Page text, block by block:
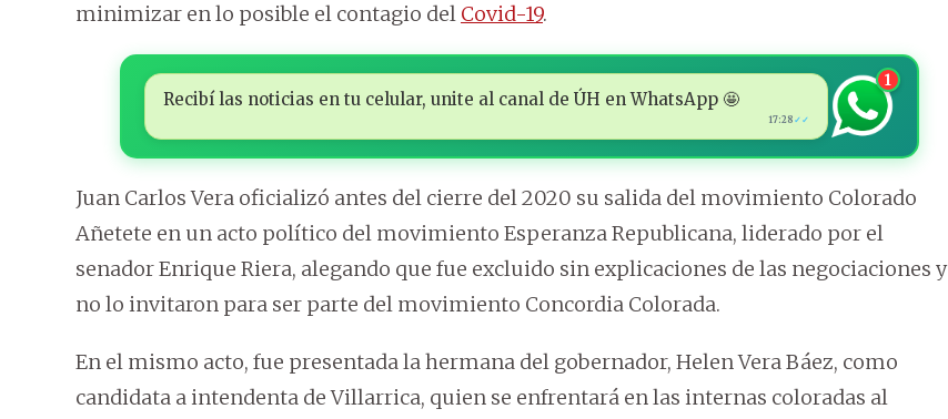
minimizar en lo posible el contagio del Covid-19.
Recibí las noticias en tu celular, unite al canal de ÚH en WhatsApp 🤩
17:28 ✓✓
1
Juan Carlos Vera oficializó antes del cierre del 2020 su salida del movimiento Colorado
Añetete en un acto político del movimiento Esperanza Republicana, liderado por el
senador Enrique Riera, alegando que fue excluido sin explicaciones de las negociaciones y
no lo invitaron para ser parte del movimiento Concordia Colorada.
En el mismo acto, fue presentada la hermana del gobernador, Helen Vera Báez, como
candidata a intendenta de Villarrica, quien se enfrentará en las internas coloradas al